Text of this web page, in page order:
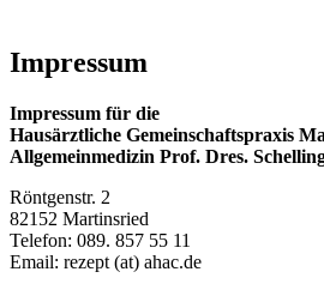
Impressum
Impressum für die
Hausärztliche Gemeinschaftspraxis
Allgemeinmedizin Prof. Dres.
Röntgenstr. 2
82152 Martinsried
Telefon: 089. 857 55 11
Email: rezept (at) ahac.de